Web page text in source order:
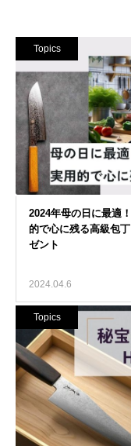
Topics
2024.04.6
Topics